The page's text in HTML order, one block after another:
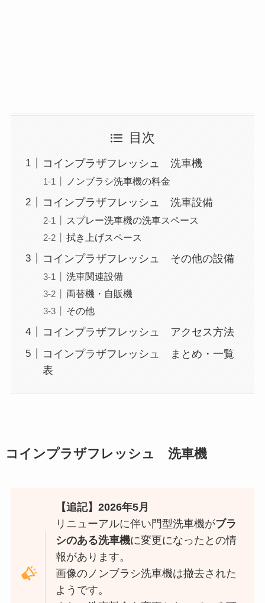
目次
コインプラザフレッシュ 洗車機
ノンブラシ洗車機の料金
コインプラザフレッシュ 洗車設備
スプレー洗車機の洗車スペース
拭き上げスペース
コインプラザフレッシュ その他の設備
洗車関連設備
両替機・自販機
その他
コインプラザフレッシュ アクセス方法
コインプラザフレッシュ まとめ・一覧
表
コインプラザフレッシュ 洗車機
【追記】2026年5月
リニューアルに伴い門型洗車機がブラ
シのある洗車機に変更になったとの情
報があります。
画像のノンブラシ洗車機は撤去された
ようです。